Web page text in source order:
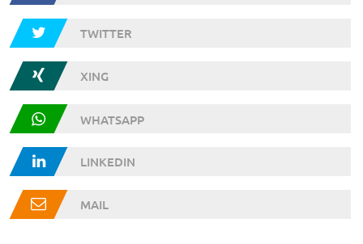
TWITTER
XING
WHATSAPP
LINKEDIN
MAIL